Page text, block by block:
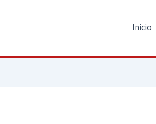
Inicio